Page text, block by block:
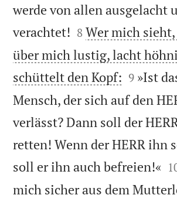
werde von allen ausgelacht
verachtet! 

8 Wer mich
über mich lustig, lacht
schüttelt den Kopf: 

9 »Ist
Mensch, der sich auf den
verlässt? Dann soll der
retten! Wenn der HERR ihn
soll er ihn auch befreien!« 
mich sicher aus dem